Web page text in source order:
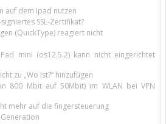
auf dem Ipad nutzen
SSL-Zertifikat?
(QuickType) reagiert nicht
mini (os12.5.2) kann nicht eingerichtet
zu „Wo ist?“ hinzufügen
800 Mbit auf 50Mbit) im WLAN bei VPN
mehr auf die fingersteuerung